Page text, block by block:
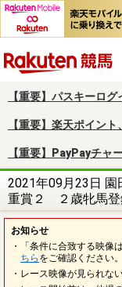
【重要】パスキーロ
【重要】楽天ポイン
【重要】PayPayチャ
2021年09月23日
重賞２ ２歳牝馬登
お知らせ
・「条件に合致する映像
ちら をご確認ください。
・レース映像が見られな